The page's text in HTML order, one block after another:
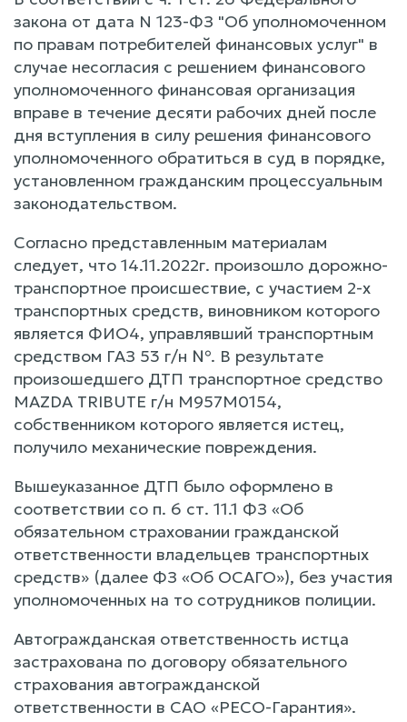
закона от дата N 123-ФЗ "Об уполномоченном
по правам потребителей финансовых услуг" в
случае несогласия с решением финансового
уполномоченного финансовая организация
вправе в течение десяти рабочих дней после
дня вступления в силу решения финансового
уполномоченного обратиться в суд в порядке,
установленном гражданским процессуальным
законодательством.
Согласно представленным материалам
следует, что 14.11.2022г. произошло дорожно-
транспортное происшествие, с участием 2-х
транспортных средств, виновником которого
является ФИО4, управлявший транспортным
средством ГАЗ 53 г/н №. В результате
произошедшего ДТП транспортное средство
MAZDA TRIBUTE г/н М957М0154,
собственником которого является истец,
получило механические повреждения.
Вышеуказанное ДТП было оформлено в
соответствии со п. 6 ст. 11.1 ФЗ «Об
обязательном страховании гражданской
ответственности владельцев транспортных
средств» (далее ФЗ «Об ОСАГО»), без участия
уполномоченных на то сотрудников полиции.
Автогражданская ответственность истца
застрахована по договору обязательного
страхования автогражданской
ответственности в САО «РЕСО-Гарантия».